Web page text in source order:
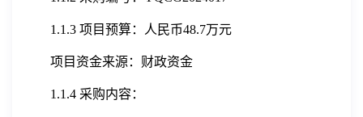
1.1.3 项目预算：人民币48.7万元
项目资金来源：财政资金
1.1.4 采购内容：